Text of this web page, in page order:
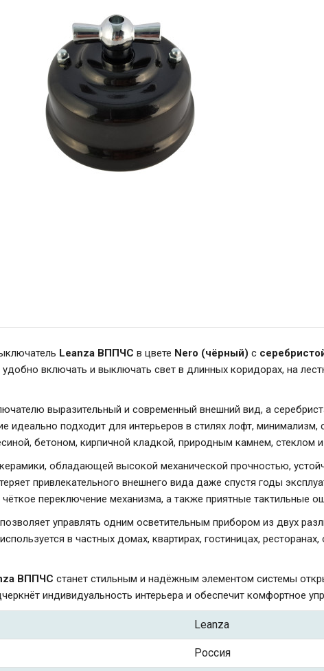
Leanza ВППЧС в цвете Nero (чёрный) с
включать и выключать свет в длинных коридорах, на
выразительный и современный внешний вид, а
идеально подходит для интерьеров в стилях лофт,
бетоном, кирпичной кладкой, природным камнем, стеклом
обладающей высокой механической прочностью,
привлекательного внешнего вида даже спустя годы
переключение механизма, а также приятные тактильные
управлять одним осветительным прибором из двух
в частных домах, квартирах, гостиницах,
ВППЧС станет стильным и надёжным элементом системы
индивидуальность интерьера и обеспечит комфортное
Leanza
Россия